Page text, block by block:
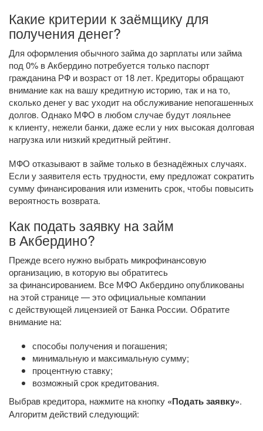
Какие критерии к заёмщику для
получения денег?
Для оформления обычного займа до зарплаты или займа
под 0% в Акбердино потребуется только паспорт
гражданина РФ и возраст от 18 лет. Кредиторы обращают
внимание как на вашу кредитную историю, так и на то,
сколько денег у вас уходит на обслуживание непогашенных
долгов. Однако МФО в любом случае будут лояльнее
к клиенту, нежели банки, даже если у них высокая долговая
нагрузка или низкий кредитный рейтинг.
МФО отказывают в займе только в безнадёжных случаях.
Если у заявителя есть трудности, ему предложат сократить
сумму финансирования или изменить срок, чтобы повысить
вероятность возврата.
Как подать заявку на займ
в Акбердино?
Прежде всего нужно выбрать микрофинансовую
организацию, в которую вы обратитесь
за финансированием. Все МФО Акбердино опубликованы
на этой странице — это официальные компании
с действующей лицензией от Банка России. Обратите
внимание на:
способы получения и погашения;
минимальную и максимальную сумму;
процентную ставку;
возможный срок кредитования.
Выбрав кредитора, нажмите на кнопку «Подать заявку».
Алгоритм действий следующий: